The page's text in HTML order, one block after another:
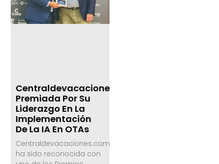
Centraldevacaciones.com,
Premiada Por Su
Liderazgo En La
Implementación
De La IA En OTAs
Centraldevacaciones.com
ha sido reconocida con